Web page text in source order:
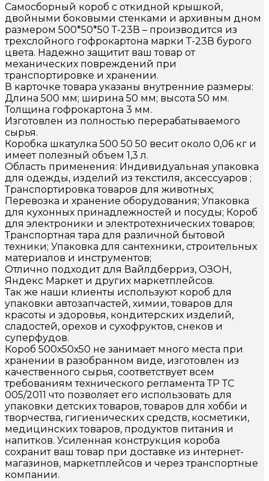
Самосборный короб с откидной крышкой,
двойными боковыми стенками и архивным дном
размером 500*50*50 Т-23В – производится из
трехслойного гофрокартона марки Т-23В бурого
цвета. Надежно защитит ваш товар от
механических повреждений при
транспортировке и хранении.
В карточке товара указаны внутренние размеры:
Длина 500 мм; ширина 50 мм; высота 50 мм.
Толщина гофрокартона 3 мм.
Изготовлен из полностью перерабатываемого
сырья.
Коробка шкатулка 500 50 50 весит около 0,06 кг и
имеет полезный объем 1,3 л.
Область применения: Индивидуальная упаковка
для одежды, изделий из текстиля, аксессуаров ;
Транспортировка товаров для животных;
Перевозка и хранение оборудования; Упаковка
для кухонных принадлежностей и посуды; Короб
для электроники и электротехнических товаров;
Транспортная тара для различной бытовой
техники; Упаковка для сантехники, строительных
материалов и инструментов;
Отлично подходит для Вайлдберриз, ОЗОН,
Яндекс Маркет и других маркетплейсов.
Так же наши клиенты используют короб для
упаковки автозапчастей, химии, товаров для
красоты и здоровья, кондитерских изделий,
сладостей, орехов и сухофруктов, снеков и
суперфудов.
Короб 500х50х50 не занимает много места при
хранении в разобранном виде, изготовлен из
качественного сырья, соответствует всем
требованиям технического регламента ТР ТС
005/2011 что позволяет его использовать для
упаковки детских товаров, товаров для хобби и
творчества, гигиенических средств, косметики,
медицинских товаров, продуктов питания и
напитков. Усиленная конструкция короба
сохранит ваш товар при доставке из интернет-
магазинов, маркетплейсов и через транспортные
компании.